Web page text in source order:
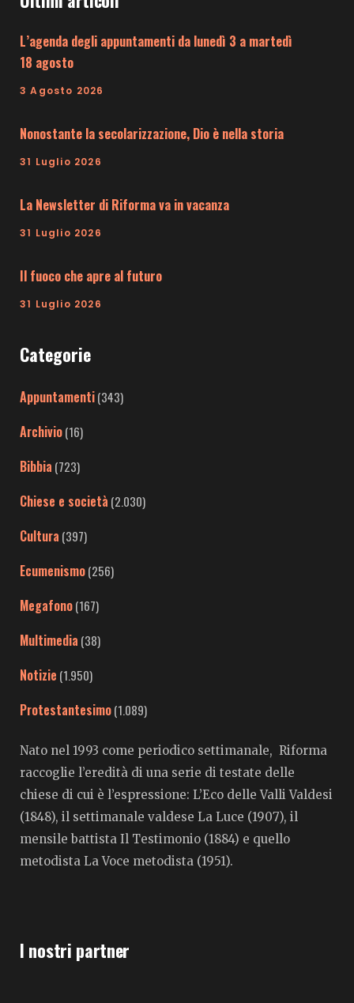
L’agenda degli appuntamenti da lunedì 3 a martedì
18 agosto
3 Agosto 2026
Nonostante la secolarizzazione, Dio è nella storia
31 Luglio 2026
La Newsletter di Riforma va in vacanza
31 Luglio 2026
Il fuoco che apre al futuro
31 Luglio 2026
Categorie
Appuntamenti(343)
Archivio(16)
Bibbia (723)
Chiese e società (2.030)
Cultura (397)
Ecumenismo(256)
Megafono(167)
Multimedia (38)
Notizie (1.950)
Protestantesimo(1.089)
Nato nel 1993 come periodico settimanale, Riforma
raccoglie l’eredità di una serie di testate delle
chiese di cui è l’espressione: L’Eco delle Valli Valdesi
(1848), il settimanale valdese La Luce (1907), il
mensile battista Il Testimonio (1884) e quello
metodista La Voce metodista (1951).
I nostri partner